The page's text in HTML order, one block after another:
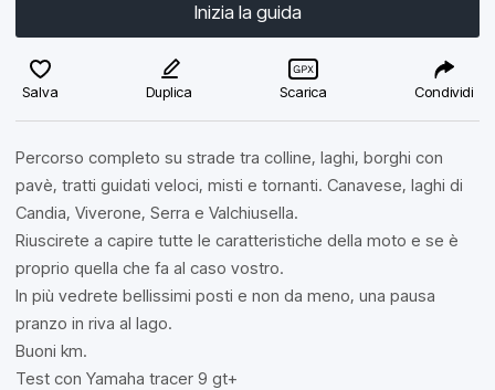
Inizia la guida
Salva Duplica Scarica Condividi
Percorso completo su strade tra colline, laghi, borghi con
pavè, tratti guidati veloci, misti e tornanti. Canavese, laghi di
Candia, Viverone, Serra e Valchiusella.
Riuscirete a capire tutte le caratteristiche della moto e se è
proprio quella che fa al caso vostro.
In più vedrete bellissimi posti e non da meno, una pausa
pranzo in riva al lago.
Buoni km.
Test con Yamaha tracer 9 gt+